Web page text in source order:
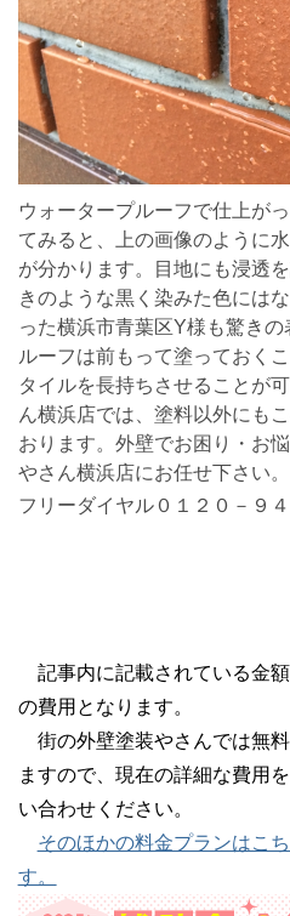
ウォータープルーフで仕上が
てみると、上の画像のように
が分かります。目地にも浸透
きのような黒く染みた色には
った横浜市青葉区Y様も驚き
ルーフは前もって塗っておく
タイルを長持ちさせることが
ん横浜店では、塗料以外にも
おります。外壁でお困り・お
やさん横浜店にお任せ下さい。
フリーダイヤル０１２０－９
記事内に記載されている金
の費用となります。
街の外壁塗装やさんでは無
ますので、現在の詳細な費用
い合わせください。
そのほかの料金プランはこ
す。